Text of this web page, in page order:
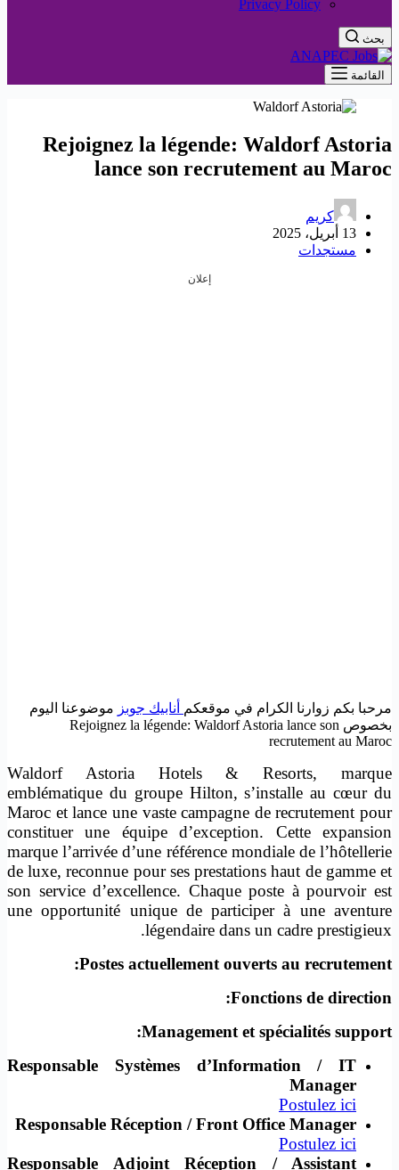
Privacy Policy
بحث
القائمة
Rejoignez la légende: Waldorf Astoria
lance son recrutement au Maroc
كريم
13 أبريل، 2025
مستجدات
إعلان
مرحبا بكم زوارنا الكرام في موقعكم أنابيك جوبز موضوعنا اليوم
بخصوص Rejoignez la légende: Waldorf Astoria lance son
recrutement au Maroc
Waldorf Astoria Hotels & Resorts, marque
emblématique du groupe Hilton, s’installe au cœur du
Maroc et lance une vaste campagne de recrutement pour
constituer une équipe d’exception. Cette expansion
marque l’arrivée d’une référence mondiale de l’hôtellerie
de luxe, reconnue pour ses prestations haut de gamme et
son service d’excellence. Chaque poste à pourvoir est
une opportunité unique de participer à une aventure
légendaire dans un cadre prestigieux.
Postes actuellement ouverts au recrutement:
Fonctions de direction:
Management et spécialités support:
Responsable Systèmes d’Information / IT
Manager
Postulez ici
Responsable Réception / Front Office Manager
Postulez ici
Responsable Adjoint Réception / Assistant